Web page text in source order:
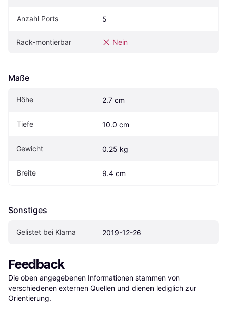
Anzahl Ports 5
Rack-montierbar Nein
Maße
Höhe 2.7 cm
Tiefe 10.0 cm
Gewicht 0.25 kg
Breite 9.4 cm
Sonstiges
Gelistet bei Klarna 2019-12-26
Feedback
Die oben angegebenen Informationen stammen von
verschiedenen externen Quellen und dienen lediglich zur
Orientierung.